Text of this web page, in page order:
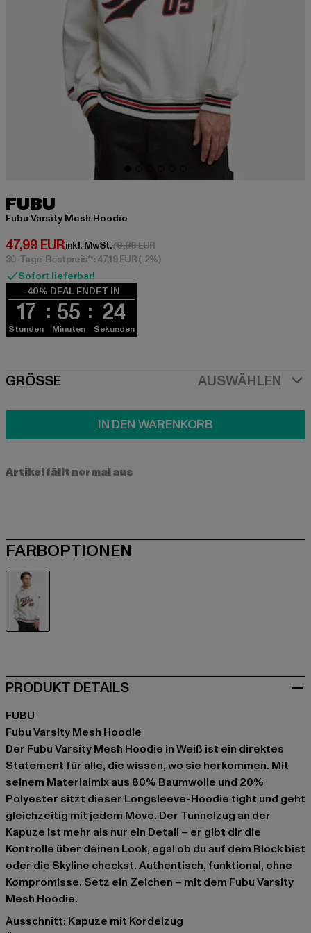
FUBU
Fubu Varsity Mesh Hoodie
47,99 EUR
Derzeitiger Preis: 47,99 EUR
inkl. MwSt.79,99 EURAktionspreis: 79,99 EUR
30-Tage-Bestpreis**: 47,19 EUR(-2%)
Sofort lieferbar!
-40% DEAL ENDET IN
17
Stunden
55
Minuten
24
Sekunden
SIZE
GRÖSSE AUSWÄHLEN
IN DEN WARENKORB
Artikel fällt normal aus
FARBOPTIONEN
PRODUKT DETAILS
FUBU
Fubu Varsity Mesh Hoodie
Der Fubu Varsity Mesh Hoodie in Weiß ist ein direktes
Statement für alle, die wissen, wo sie herkommen. Mit
seinem Materialmix aus 80% Baumwolle und 20%
Polyester sitzt dieser Longsleeve-Hoodie tight und geht
gleichzeitig mit jedem Move. Der Tunnelzug an der
Kapuze ist mehr als nur ein Detail – er gibt dir die
Kontrolle über deinen Look, egal ob du auf dem Block bist
oder die Skyline checkst. Authentisch, funktional, ohne
Kompromisse. Setz ein Zeichen – mit dem Fubu Varsity
Mesh Hoodie.
Ausschnitt: Kapuze mit Kordelzug